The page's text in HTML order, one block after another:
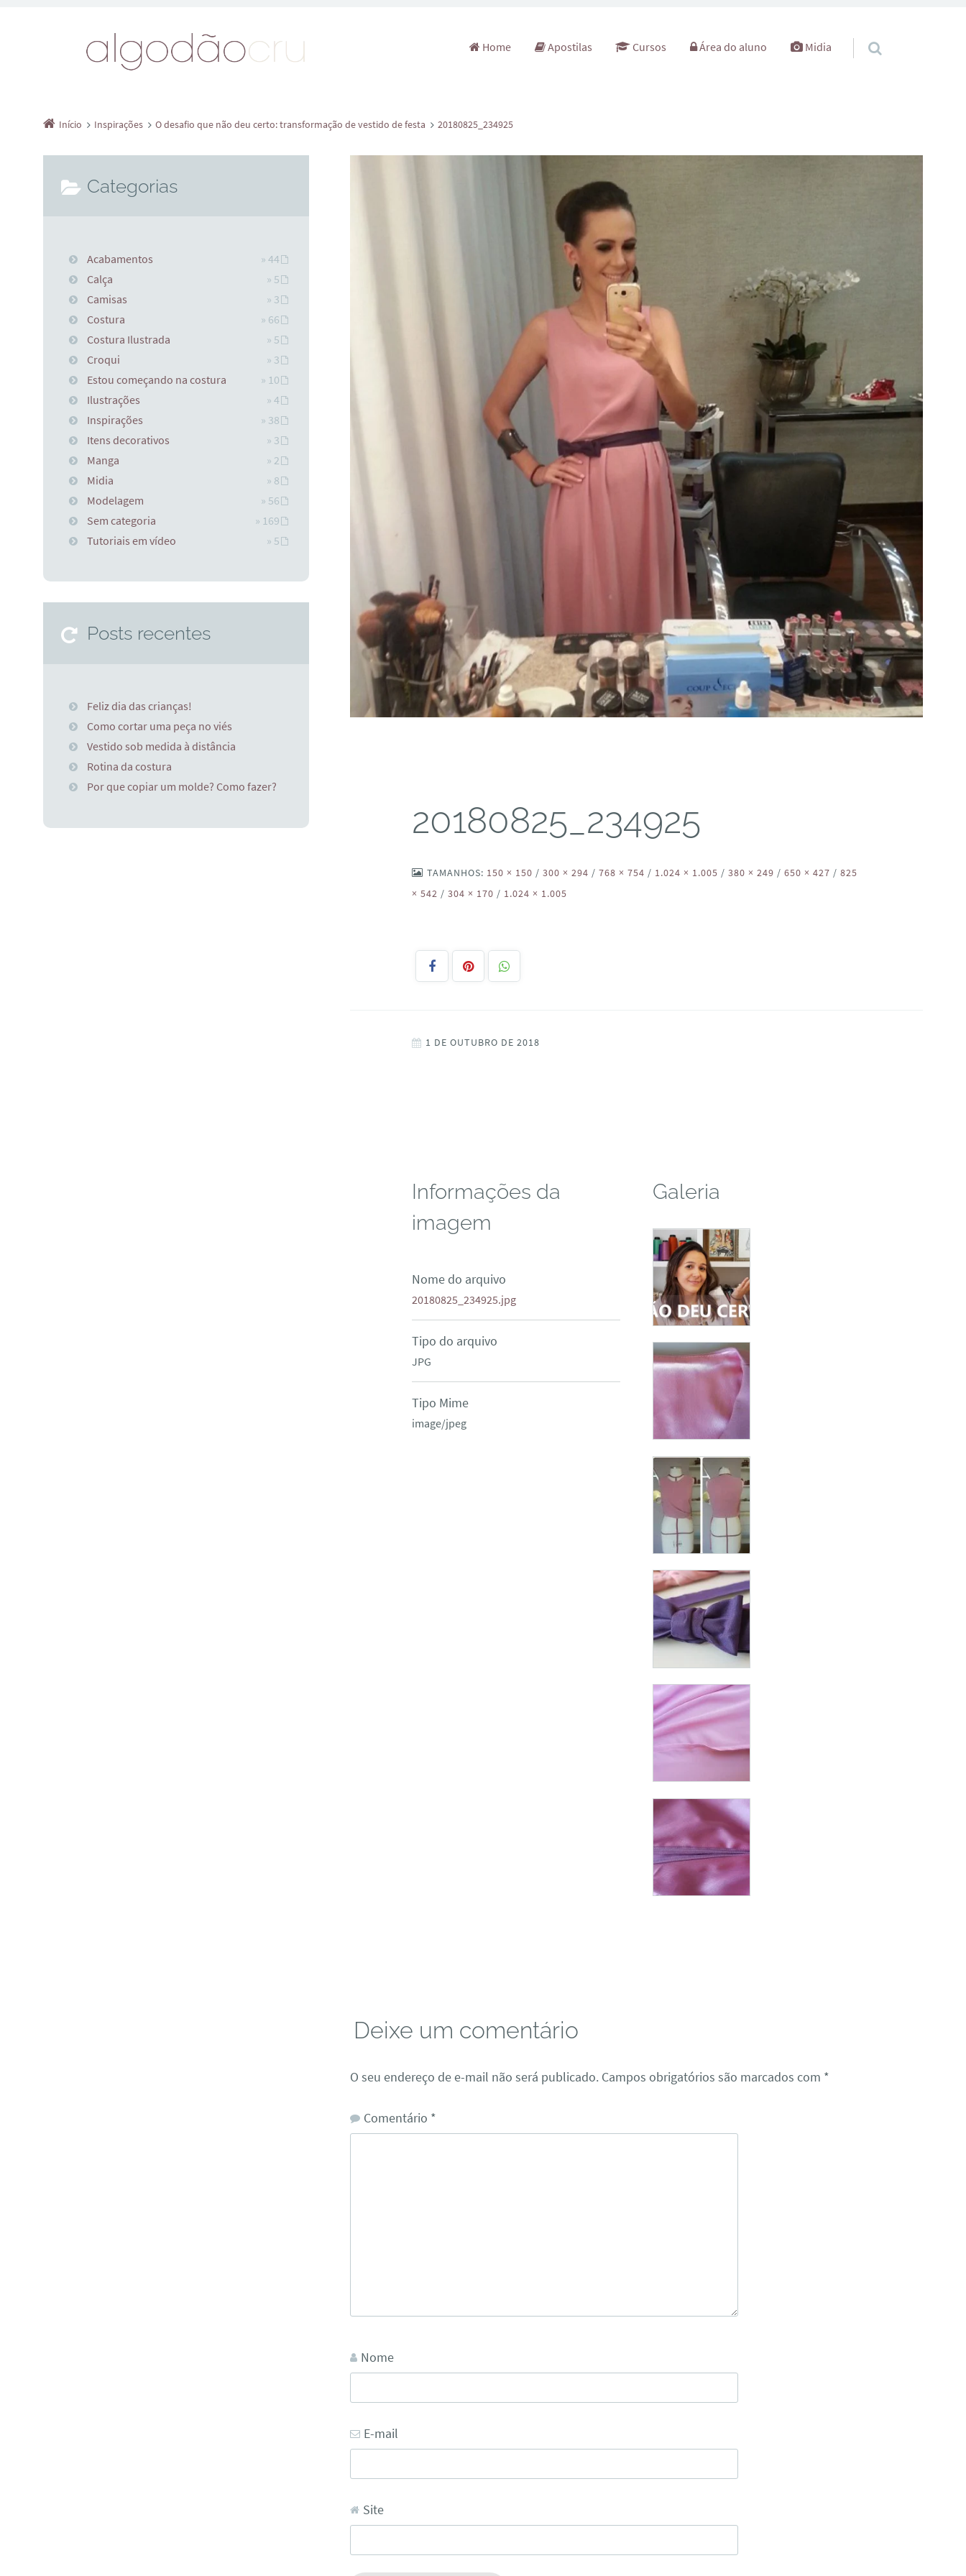
Pular para o conteúdo
Home Apostilas Cursos Área do aluno Midia
Início Inspirações O desafio que não deu certo: transformação de vestido de festa 20180825_234925
20180825_234925
TAMANHOS: 150 × 150 / 300 × 294 / 768 × 754 / 1.024 × 1.005 / 380 × 249 / 650 × 427 / 825
× 542 / 304 × 170 / 1.024 × 1.005
1 DE OUTUBRO DE 2018
Informações da
imagem
Nome do arquivo
20180825_234925.jpg
Tipo do arquivo
JPG
Tipo Mime
image/jpeg
Galeria
Deixe um comentário
O seu endereço de e-mail não será publicado. Campos obrigatórios são marcados com *
Comentário *
Nome
E-mail
Site
Categorias
Acabamentos
» 44
Calça
» 5
Camisas
» 3
Costura
» 66
Costura Ilustrada
» 5
Croqui
» 3
Estou começando na costura
» 10
Ilustrações
» 4
Inspirações
» 38
Itens decorativos
» 3
Manga
» 2
Midia
» 8
Modelagem
» 56
Sem categoria
» 169
Tutoriais em vídeo
» 5
Posts recentes
Feliz dia das crianças!
Como cortar uma peça no viés
Vestido sob medida à distância
Rotina da costura
Por que copiar um molde? Como fazer?